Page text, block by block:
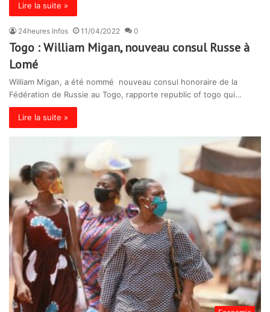
Lire la suite »
24heures Infos 11/04/2022 0
Togo : William Migan, nouveau consul Russe à
Lomé
William Migan, a été nommé nouveau consul honoraire de la
Fédération de Russie au Togo, rapporte republic of togo qui…
Lire la suite »